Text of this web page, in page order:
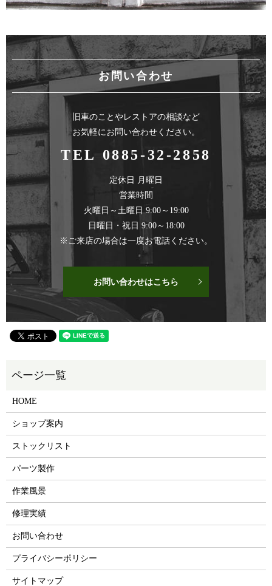
お問い合わせ
旧車のことやレストアの相談など
お気軽にお問い合わせください。
TEL 0885-32-2858
定休日 月曜日
営業時間
火曜日～土曜日 9:00～19:00
日曜日・祝日 9:00～18:00
※ご来店の場合は一度お電話ください。
お問い合わせはこちら
HOME
ショップ案内
ストックリスト
パーツ製作
作業風景
修理実績
お問い合わせ
プライバシーポリシー
サイトマップ